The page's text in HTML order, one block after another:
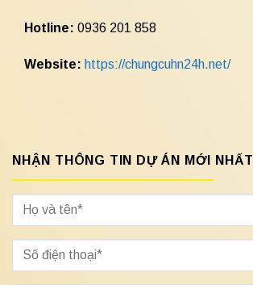
Hotline: 0936 201 858
Website: https://chungcuhn24h.net/
NHẬN THÔNG TIN DỰ ÁN MỚI NHẤT